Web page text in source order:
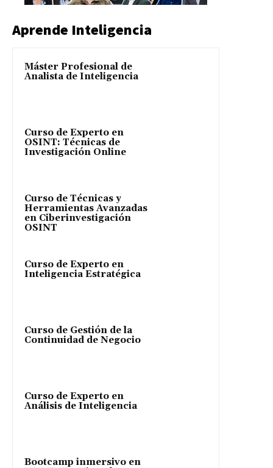
Aprende Inteligencia
Máster Profesional de
Analista de Inteligencia
Curso de Experto en
OSINT: Técnicas de
Investigación Online
Curso de Técnicas y
Herramientas Avanzadas
en Ciberinvestigación
OSINT
Curso de Experto en
Inteligencia Estratégica
Curso de Gestión de la
Continuidad de Negocio
Curso de Experto en
Análisis de Inteligencia
Bootcamp inmersivo en